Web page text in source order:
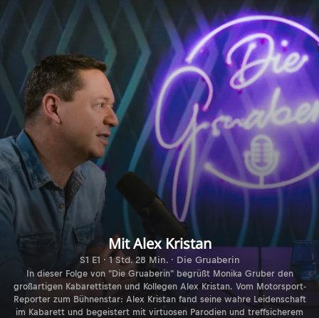
Mit Alex Kristan
S1 E1 · 1 Std. 28 Min. · Die Gruaberin
In dieser Folge von "Die Gruaberin" begrüßt Monika Gruber den
großartigen Kabarettisten und Kollegen Alex Kristan. Vom Motorsport-
Reporter zum Bühnenstar: Alex Kristan fand seine wahre Leidenschaft
im Kabarett und begeistert mit virtuosen Parodien und treffsicherem